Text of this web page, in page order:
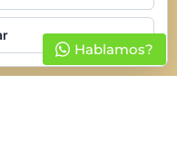
10h a 22
12h a 20h
Hablamos?